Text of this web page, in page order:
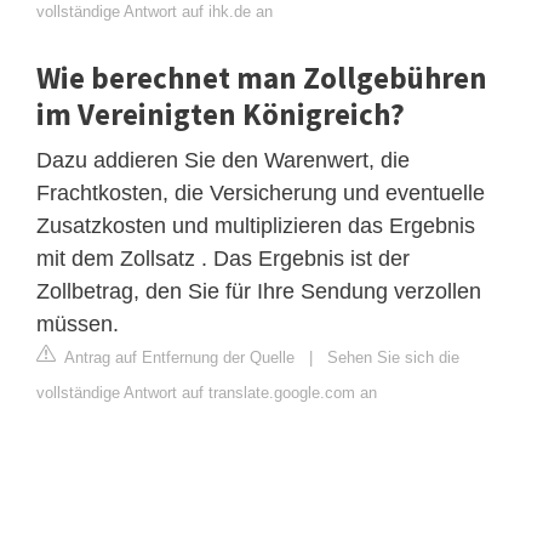
vollständige Antwort auf ihk.de an
Wie berechnet man Zollgebühren
im Vereinigten Königreich?
Dazu addieren Sie den Warenwert, die
Frachtkosten, die Versicherung und eventuelle
Zusatzkosten und multiplizieren das Ergebnis
mit dem Zollsatz . Das Ergebnis ist der
Zollbetrag, den Sie für Ihre Sendung verzollen
müssen.
Antrag auf Entfernung der Quelle | Sehen Sie sich die
vollständige Antwort auf translate.google.com an